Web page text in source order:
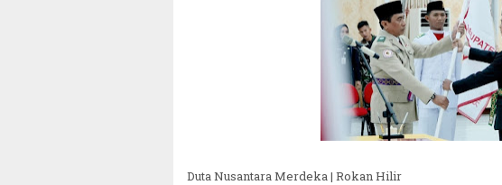
Duta Nusantara Merdeka | Rokan Hilir